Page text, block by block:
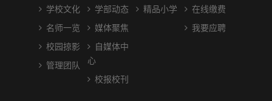
学校文化
名师一览
校园掠影
管理团队
学部动态
媒体聚焦
自媒体中
心
校报校刊
精品小学
在线缴费
我要应聘